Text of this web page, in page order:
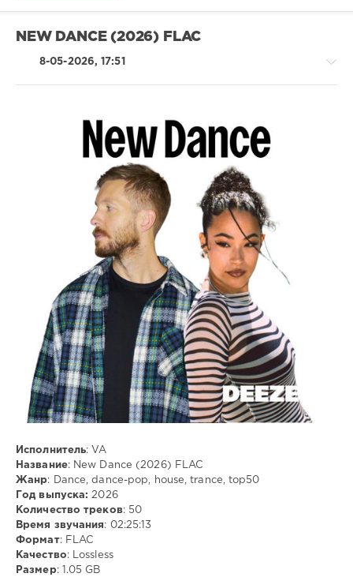
NEW DANCE (2026) FLAC
8-05-2026, 17:51
Trance,Psychedelic
Goa
House
ivashka
119
0
FLAC,
dance-
pop,
house,
trance,
top50
Исполнитель: VA
Название: New Dance (2026) FLAC
Жанр: Dance, dance-pop, house, trance, top50
Год выпуска: 2026
Количество треков: 50
Время звучания: 02:25:13
Формат: FLAC
Качество: Lossless
Размер: 1.05 GB